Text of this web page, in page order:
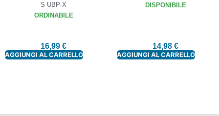
S UBP-X
ORDINABILE
16,99 €
AGGIUNGI AL CARRELLO
DISPONIBILE
14,98 €
AGGIUNGI AL CARRELLO